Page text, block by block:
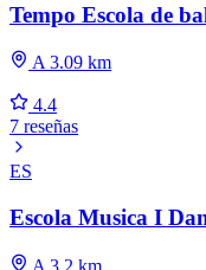
Tempo Escola de
A 3.09 km
4.4
7 reseñas
ES
Escola Musica I
A 3.2 km